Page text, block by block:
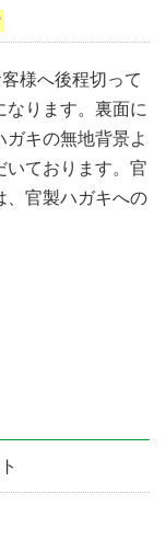
様へ後程切って
なります。裏面に
キの無地背景よ
いております。官
、官製ハガキへの